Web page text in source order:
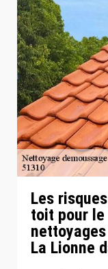
Les
toit pour le
La Lionne